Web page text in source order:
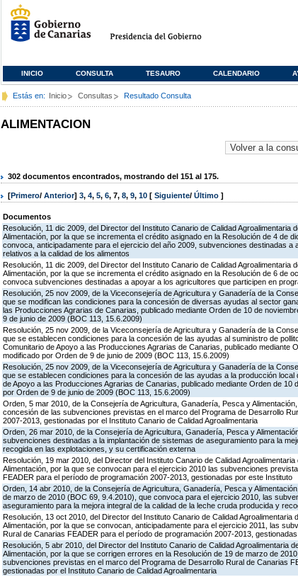
INICIO CONSULTA TESAURO CALENDARIO
Estás en: Inicio Consultas Resultado Consulta
ALIMENTACION
302 documentos encontrados, mostrando del 151 al 175.
[Primero/ Anterior] 3, 4, 5, 6, 7, 8, 9, 10 [ Siguiente/ Último ]
Documentos
Resolución, 11 dic 2009, del Director del Instituto Canario de Calidad
Alimentación, por la que se incrementa el crédito asignado en la Resolución de 4 de
convoca, anticipadamente para el ejercicio del año 2009, subvenciones destinadas
relativos a la calidad de los alimentos
Resolución, 11 dic 2009, del Director del Instituto Canario de Calidad
Alimentación, por la que se incrementa el crédito asignado en la Resolución de 6 de
convoca subvenciones destinadas a apoyar a los agricultores que participen en
Resolución, 25 nov 2009, de la Viceconsejería de Agricultura y Ganadería de la
que se modifican las condiciones para la concesión de diversas ayudas al sector
las Producciones Agrarias de Canarias, publicado mediante Orden de 10 de
9 de junio de 2009 (BOC 113, 15.6.2009)
Resolución, 25 nov 2009, de la Viceconsejería de Agricultura y Ganadería de la
que se establecen condiciones para la concesión de las ayudas al suministro de
Comunitario de Apoyo a las Producciones Agrarias de Canarias, publicado mediante
modificado por Orden de 9 de junio de 2009 (BOC 113, 15.6.2009)
Resolución, 25 nov 2009, de la Viceconsejería de Agricultura y Ganadería de la
que se establecen condiciones para la concesión de las ayudas a la producción
de Apoyo a las Producciones Agrarias de Canarias, publicado mediante Orden de
por Orden de 9 de junio de 2009 (BOC 113, 15.6.2009)
Orden, 5 mar 2010, de la Consejería de Agricultura, Ganadería, Pesca y
concesión de las subvenciones previstas en el marco del Programa de Desarrollo
2007-2013, gestionadas por el Instituto Canario de Calidad Agroalimentaria
Orden, 26 mar 2010, de la Consejería de Agricultura, Ganadería, Pesca y
subvenciones destinadas a la implantación de sistemas de aseguramiento para la
recogida en las explotaciones, y su certificación externa
Resolución, 19 mar 2010, del Director del Instituto Canario de Calidad
Alimentación, por la que se convocan para el ejercicio 2010 las subvenciones
FEADER para el período de programación 2007-2013, gestionadas por este Instituto
Orden, 14 abr 2010, de la Consejería de Agricultura, Ganadería, Pesca y
de marzo de 2010 (BOC 69, 9.4.2010), que convoca para el ejercicio 2010, las
aseguramiento para la mejora integral de la calidad de la leche cruda producida y
Resolución, 13 oct 2010, del Director del Instituto Canario de Calidad
Alimentación, por la que se convocan, anticipadamente para el ejercicio 2011, las
Rural de Canarias FEADER para el período de programación 2007-2013,
Resolución, 5 abr 2010, del Director del Instituto Canario de Calidad Agroalimentaria
Alimentación, por la que se corrigen errores en la Resolución de 19 de marzo de
subvenciones previstas en el marco del Programa de Desarrollo Rural de Canarias
gestionadas por el Instituto Canario de Calidad Agroalimentaria